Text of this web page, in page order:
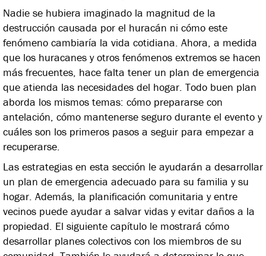
Nadie se hubiera imaginado la magnitud de la
destrucción causada por el huracán ni cómo este
fenómeno cambiaría la vida cotidiana. Ahora, a medida
que los huracanes y otros fenómenos extremos se hacen
más frecuentes, hace falta tener un plan de emergencia
que atienda las necesidades del hogar. Todo buen plan
aborda los mismos temas: cómo prepararse con
antelación, cómo mantenerse seguro durante el evento y
cuáles son los primeros pasos a seguir para empezar a
recuperarse.
Las estrategias en esta sección le ayudarán a desarrollar
un plan de emergencia adecuado para su familia y su
hogar. Además, la planificación comunitaria y entre
vecinos puede ayudar a salvar vidas y evitar daños a la
propiedad. El siguiente capítulo le mostrará cómo
desarrollar planes colectivos con los miembros de su